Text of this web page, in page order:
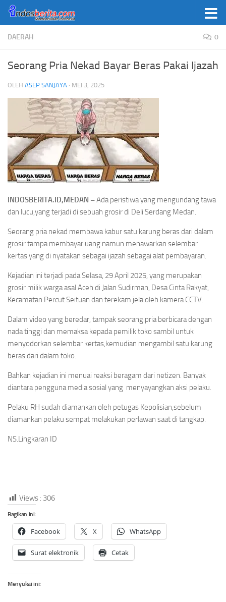
Skip to content
DAERAH 0
Seorang Pria Nekad Bayar Beras Pakai Ijazah
OLEH ASEP SANJAYA · MEI 3, 2025
INDOSBERITA.ID,MEDAN –Ada peristiwa yang mengundang tawa
dan lucu,yang terjadi di sebuah grosir di Deli Serdang Medan.
Seorang pria nekad membawa kabur satu karung beras dari dalam
grosir tampa membayar uang namun menawarkan selembar
kertas yang di nyatakan sebagai ijazah sebagai alat pembayaran.
Kejadian ini terjadi pada Selasa, 29 April 2025, yang merupakan
grosir milik warga asal Aceh di Jalan Sudirman, Desa Cinta Rakyat,
Kecamatan Percut Seituan dan terekam jela oleh kamera CCTV.
Dalam video yang beredar, tampak seorang pria berbicara dengan
nada tinggi dan memaksa kepada pemilik toko sambil untuk
menyodorkan selembar kertas,kemudian mengambil satu karung
beras dari dalam toko.
Bahkan kejadian ini menuai reaksi beragam dari netizen. Banyak
diantara pengguna media sosial yang menyayangkan aksi pelaku.
Pelaku RH sudah diamankan oleh petugas Kepolisian,sebelum
diamankan pelaku sempat melakukan perlawan saat di tangkap.
NS.Lingkaran ID
Views : 306
Bagikan ini:
Facebook X WhatsApp
Surat elektronik Cetak
Menyukai ini: